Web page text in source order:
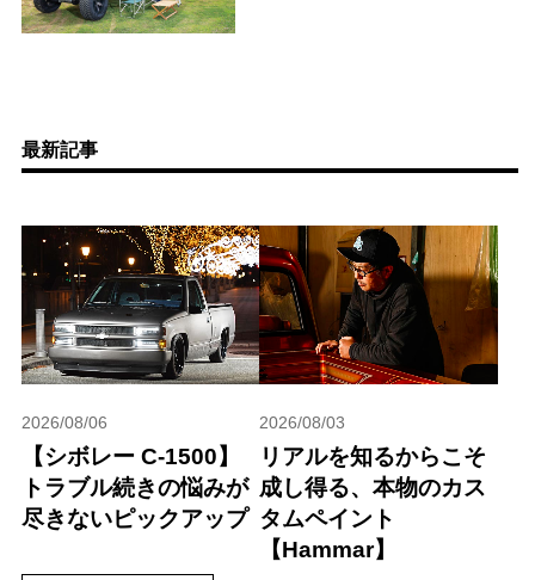
最新記事
2026/08/06
【シボレー C-1500】
トラブル続きの悩みが
尽きないピックアップ
2026/08/03
リアルを知るからこそ
成し得る、本物のカス
タムペイント
【Hammar】